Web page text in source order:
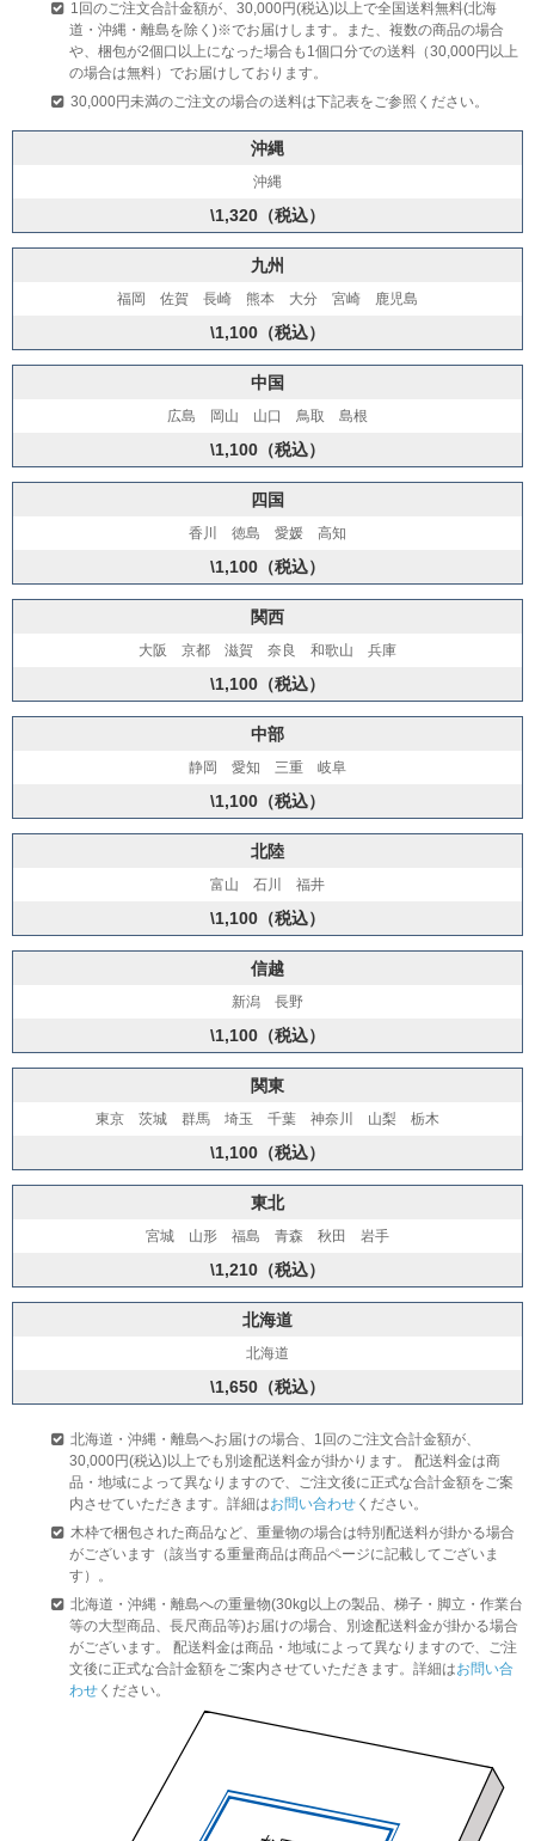
1回のご注文合計金額が、30,000円(税込)以上で全国送料無料(北海
道・沖縄・離島を除く)※でお届けします。また、複数の商品の場合
や、梱包が2個口以上になった場合も1個口分での送料（30,000円以上
の場合は無料）でお届けしております。
30,000円未満のご注文の場合の送料は下記表をご参照ください。
沖縄
沖縄
\1,320（税込）
九州
福岡 佐賀 長崎 熊本 大分 宮崎 鹿児島
\1,100（税込）
中国
広島 岡山 山口 鳥取 島根
\1,100（税込）
四国
香川 徳島 愛媛 高知
\1,100（税込）
関西
大阪 京都 滋賀 奈良 和歌山 兵庫
\1,100（税込）
中部
静岡 愛知 三重 岐阜
\1,100（税込）
北陸
富山 石川 福井
\1,100（税込）
信越
新潟 長野
\1,100（税込）
関東
東京 茨城 群馬 埼玉 千葉 神奈川 山梨 栃木
\1,100（税込）
東北
宮城 山形 福島 青森 秋田 岩手
\1,210（税込）
北海道
北海道
\1,650（税込）
北海道・沖縄・離島へお届けの場合、1回のご注文合計金額が、
30,000円(税込)以上でも別途配送料金が掛かります。 配送料金は商
品・地域によって異なりますので、ご注文後に正式な合計金額をご案
内させていただきます。詳細はお問い合わせ ください。
木枠で梱包された商品など、重量物の場合は特別配送料が掛かる場合
がございます（該当する重量商品は商品ページに記載してございま
す）。
北海道・沖縄・離島への重量物(30kg以上の製品、梯子・脚立・作業台
等の大型商品、長尺商品等)お届けの場合、別途配送料金が掛かる場合
がございます。 配送料金は商品・地域によって異なりますので、ご注
文後に正式な合計金額をご案内させていただきます。詳細はお問い合
わせ ください。